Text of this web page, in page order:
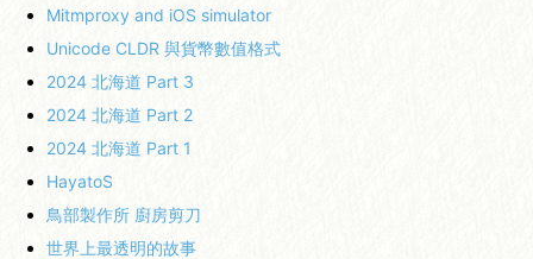
Mitmproxy and iOS simulator
Unicode CLDR 與貨幣數值格式
2024 北海道 Part 3
2024 北海道 Part 2
2024 北海道 Part 1
HayatoS
鳥部製作所 廚房剪刀
世界上最透明的故事